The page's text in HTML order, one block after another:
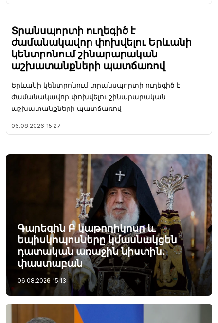
Տրանսպորտի ուղեգիծ է
ժամանակավոր փոխվելու Երևանի
կենտրոնում շինարարական
աշխատանքների պատճառով
Երևանի կենտրոնում տրանսպորտի ուղեգիծ է
ժամանակավոր փոխվելու շինարարական
աշխատանքների պատճառով
06.08.2026 15:27
Գարեգին Բ կաթողիկոսը և
եպիսկոպոսները կմասնակցեն
դատական առաջին նիստին․
փաստաբան
06.08.2026 15:13